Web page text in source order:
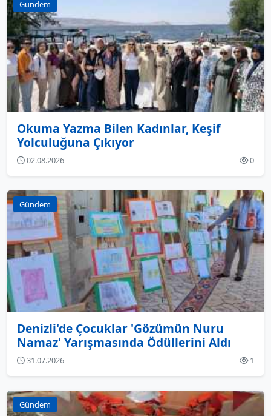
Gündem
Okuma Yazma Bilen Kadınlar, Keşif
Yolculuğuna Çıkıyor
02.08.2026 0
Gündem
Denizli'de Çocuklar 'Gözümün Nuru
Namaz' Yarışmasında Ödüllerini Aldı
31.07.2026 1
Gündem